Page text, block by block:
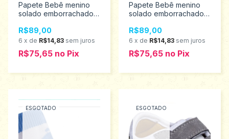
Papete Bebê menino
solado emborrachado
21 0120536
R$89,00
6 x de R$14,83 sem juros
R$75,65 no Pix
Papete Bebê menino
solado emborrachado
21 0120562
R$89,00
6 x de R$14,83 sem juros
R$75,65 no Pix
ESGOTADO ESGOTADO